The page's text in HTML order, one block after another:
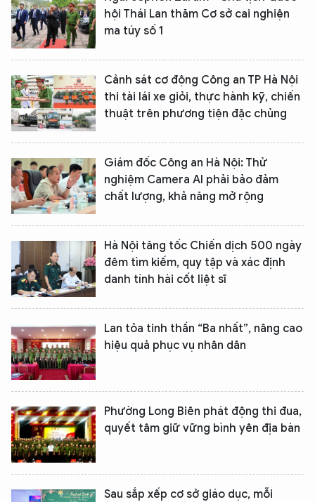
hội Thái Lan thăm Cơ sở cai nghiện
ma túy số 1
Cảnh sát cơ động Công an TP Hà Nội
thi tài lái xe giỏi, thực hành kỹ, chiến
thuật trên phương tiện đặc chủng
Giám đốc Công an Hà Nội: Thử
nghiệm Camera AI phải bảo đảm
chất lượng, khả năng mở rộng
Hà Nội tăng tốc Chiến dịch 500 ngày
đêm tìm kiếm, quy tập và xác định
danh tính hài cốt liệt sĩ
Lan tỏa tinh thần “Ba nhất”, nâng cao
hiệu quả phục vụ nhân dân
Phường Long Biên phát động thi đua,
quyết tâm giữ vững bình yên địa bàn
Sau sắp xếp cơ sở giáo dục, mỗi
An Ninh Thủ Đô nhé. Tôi sẵn sàng hỗ trợ!